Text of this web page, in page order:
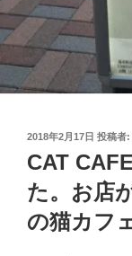
投
日:
2018年2月17日 投稿者:
CAT
た。お店
の猫カフ